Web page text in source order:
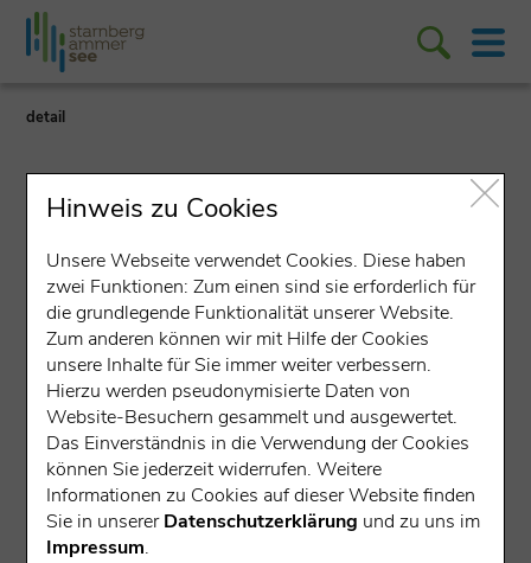
detail
Freibad/Hallenbad
Seehaus Raabe
Seestraße 97, 82237 Wörthsee
Wasserregion
Gesprochene Sprachen:
Hinweis zu Cookies
Unsere Webseite verwendet Cookies. Diese haben
zwei Funktionen: Zum einen sind sie erforderlich für
die grundlegende Funktionalität unserer Website.
Zum anderen können wir mit Hilfe der Cookies
unsere Inhalte für Sie immer weiter verbessern.
Hierzu werden pseudonymisierte Daten von
Website-Besuchern gesammelt und ausgewertet.
Das Einverständnis in die Verwendung der Cookies
können Sie jederzeit widerrufen. Weitere
Informationen zu Cookies auf dieser Website finden
Sie in unsererDatenschutzerklärung und zu uns im
Impressum.